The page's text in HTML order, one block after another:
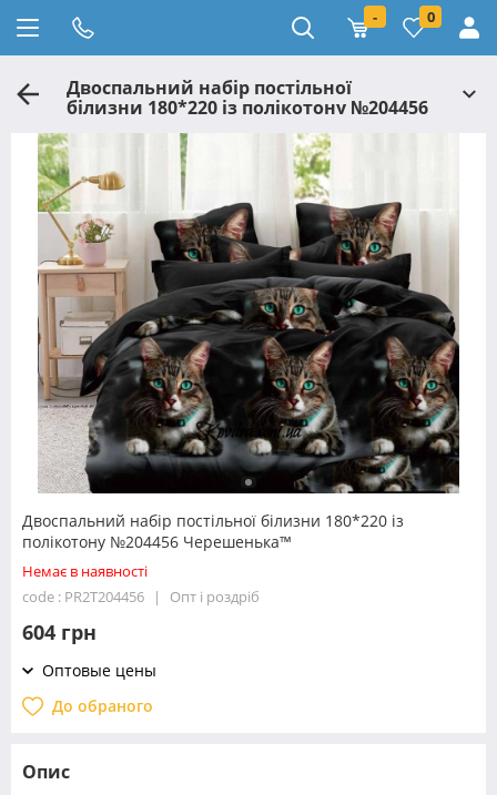
- 0
Двоспальний набір постільної
білизни 180*220 із полікотону №204456
Черешенька™
Двоспальний набір постільної білизни 180*220 із
полікотону №204456 Черешенька™
Немає в наявності
code : PR2T204456
Опт і роздріб
604 грн
Оптовые цены
До обраного
Опис